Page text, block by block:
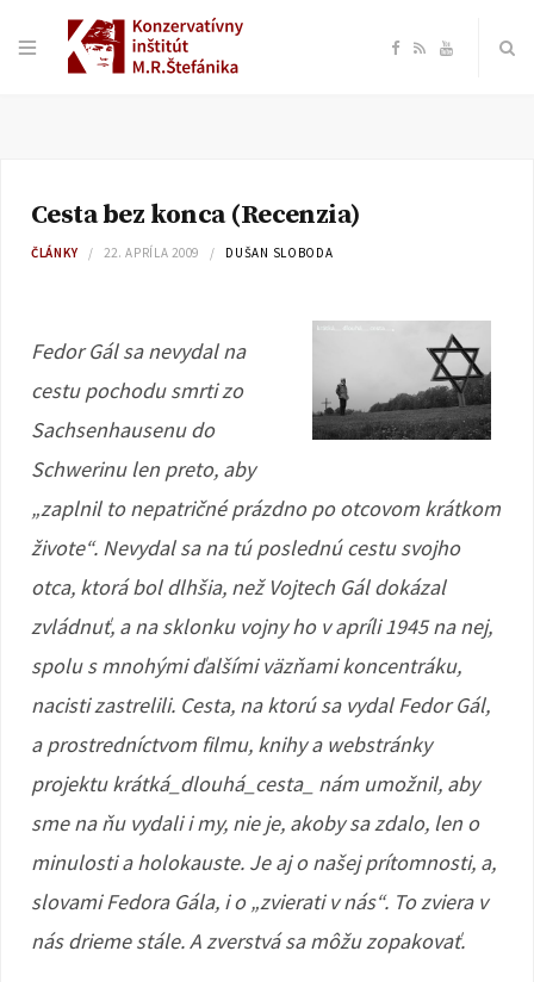
F
o
R Y
b
e
Cesta bez konca (Recenzia)
ČLÁNKY 22. APRÍLA 2009 DUŠAN SLOBODA
Fedor Gál sa nevydal na
cestu pochodu smrti zo
Sachsenhausenu do
Schwerinu len preto, aby
„zaplnil to nepatričné prázdno po otcovom krátkom
živote“. Nevydal sa na tú poslednú cestu svojho
otca, ktorá bol dlhšia, než Vojtech Gál dokázal
zvládnuť, a na sklonku vojny ho v apríli 1945 na nej,
spolu s mnohými ďalšími väzňami koncentráku,
nacisti zastrelili. Cesta, na ktorú sa vydal Fedor Gál,
a prostredníctvom filmu, knihy a webstránky
projektu krátká_dlouhá_cesta_ nám umožnil, aby
sme na ňu vydali i my, nie je, akoby sa zdalo, len o
minulosti a holokauste. Je aj o našej prítomnosti, a,
slovami Fedora Gála, i o „zvierati v nás“. To zviera v
nás drieme stále. A zverstvá sa môžu zopakovať.